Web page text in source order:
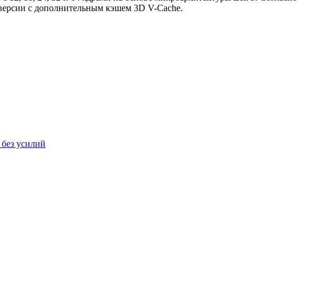
с дополнительным кэшем 3D V-Cache.
усилий